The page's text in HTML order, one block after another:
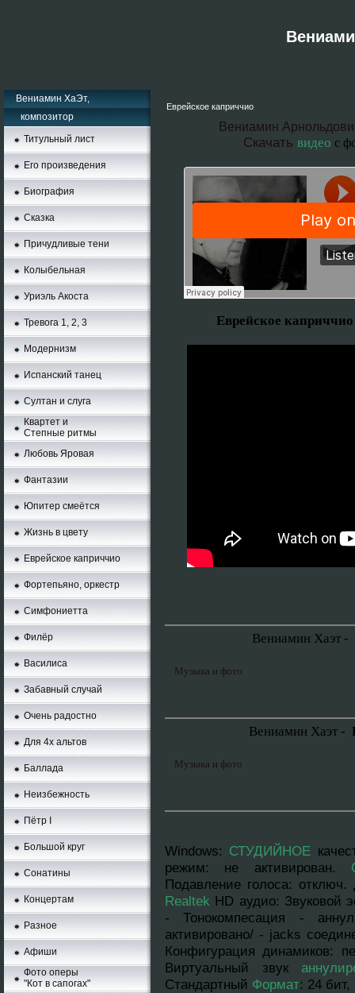
Вениамин ХаЭт,
композитор
Титульный лист
Его произведения
Биография
Сказка
Причудливые тени
Колыбельная
Уриэль Акоста
Тревога 1, 2, 3
Moдернизм
Испанский танец
Султан и слуга
Квартет и
Степные ритмы
Любовь Яровая
Фантазии
Юпитер смеётся
Жизнь в цвету
Еврейское каприччио
Фортепьяно, оркестр
Симфониетта
Филёр
Василиса
Забавный случай
Очень радостно
Для 4х альтов
Баллада
Неизбежность
Пётр I
Большой круг
Сонатины
Концертам
Разное
Афиши
Фото оперы
"Кот в сапогах"
Еврейское каприччио
Вениамин
Скачать видео с
Еврейское каприччио
Вениамин Хаэт -
Музыка и фото
Вениамин Хаэт -
Музыка и фото
Windows: СТУДИЙНОЕ
режим: нe aктивирован.
Подавление голоса:
Realtek HD аудио: Звуковой
- Тонокомпесация -
активировано/ - jacks
Конфигурация динамиков:
Виртуальный звук
Стандартный Формат: 24 бит,